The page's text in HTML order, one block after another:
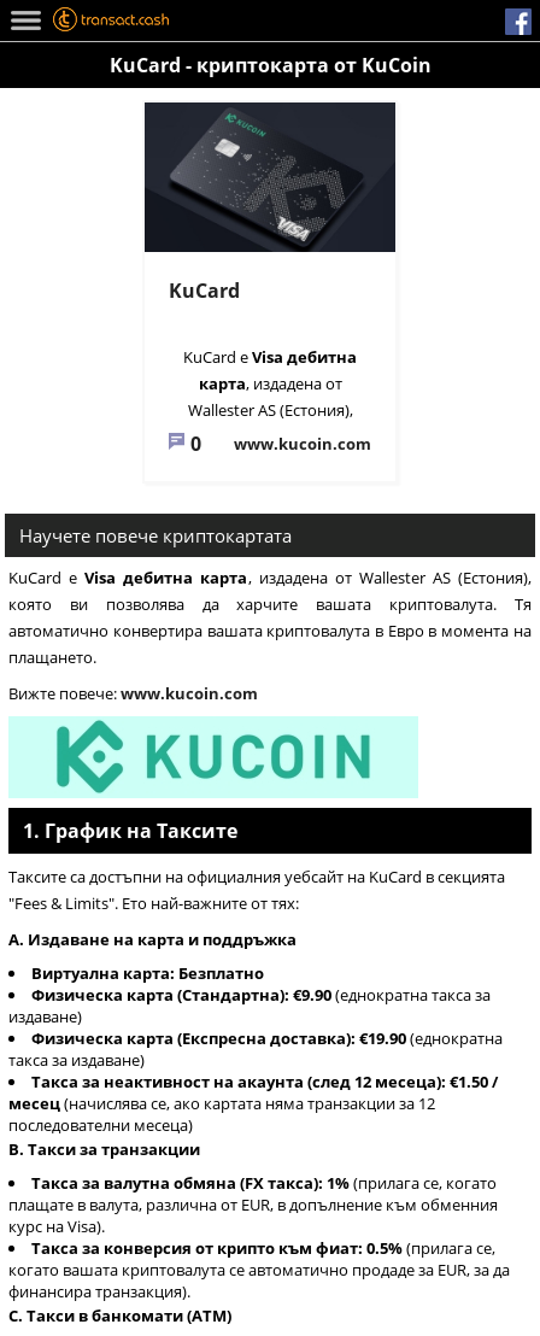
KuCard - криптокарта от KuCoin
KuCard
KuCard еVisa дебитна
карта, издадена от
Wallester AS (Естония),
която ви позволява да
моментално и на всякъде.
www.kucoin.com
0
Научете повече криптокартата
KuCard еVisa дебитна карта, издадена от Wallester AS (Естония),
която ви позволява да харчите вашата криптовалута. Тя
автоматично конвертира вашата криптовалута в Евро в момента на
плащането.
Вижте повече:www.kucoin.com
1. График на Таксите
Таксите са достъпни на официалния уебсайт на KuCard в секцията
"Fees & Limits". Ето най-важните от тях:
A. Издаване на карта и поддръжка
Виртуална карта: Безплатно
Физическа карта (Стандартна): €9.90(еднократна такса за
издаване)
Физическа карта (Експресна доставка): €19.90(еднократна
такса за издаване)
Такса за неактивност на акаунта (след 12 месеца): €1.50 /
месец(начислява се, ако картата няма транзакции за 12
последователни месеца)
B. Такси за транзакции
Такса за валутна обмяна (FX такса): 1%(прилага се, когато
плащате в валута, различна от EUR, в допълнение към обменния
курс на Visa).
Такса за конверсия от крипто към фиат: 0.5%(прилага се,
когато вашата криптовалута се автоматично продаде за EUR, за да
финансира транзакция).
C. Такси в банкомати (ATM)